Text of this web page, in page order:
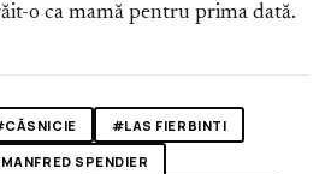
o ca mamă pentru prima dată.
#LAS FIERBINTI
SPENDIER